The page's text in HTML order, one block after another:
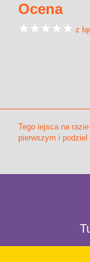
Ocena
z
Tego iejsca na
pierwszym i